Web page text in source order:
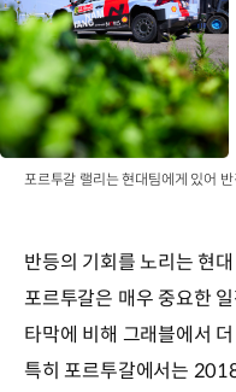
포르투갈 랠리는 현대팀에게 있어
반등의 기회를 노리는 현
포르투갈은 매우 중요한
타막에 비해 그래블에서
특히 포르투갈에서는